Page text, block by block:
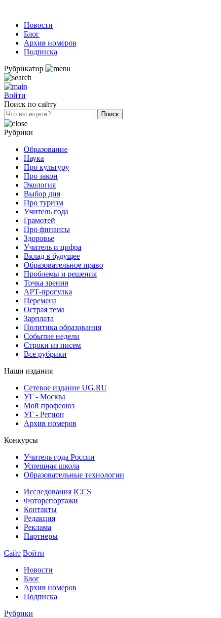
Новости
Блог
Архив номеров
Подписка
Рубрикатор
Войти
Поиск по сайту
Рубрики
Образование
Наука
Про культуру
Про закон
Экология
Выбор дня
Про туризм
Учитель года
Грамотей
Про финансы
Здоровье
Учитель и цифра
Вклад в будущее
Образовательное право
Проблемы и решения
Точка зрения
АРТ-прогулка
Перемена
Острая тема
Зарплата
Политика образования
Событие недели
Строки из писем
Все рубрики
Наши издания
Сетевое издание UG.RU
УГ - Москва
Мой профсоюз
УГ - Регион
Архив номеров
Конкурсы
Учитель года России
Успешная школа
Образовательные технологии
Исследования ICCS
Фоторепортажи
Контакты
Редакция
Реклама
Партнеры
Сайт Войти
Новости
Блог
Архив номеров
Подписка
Рубрики